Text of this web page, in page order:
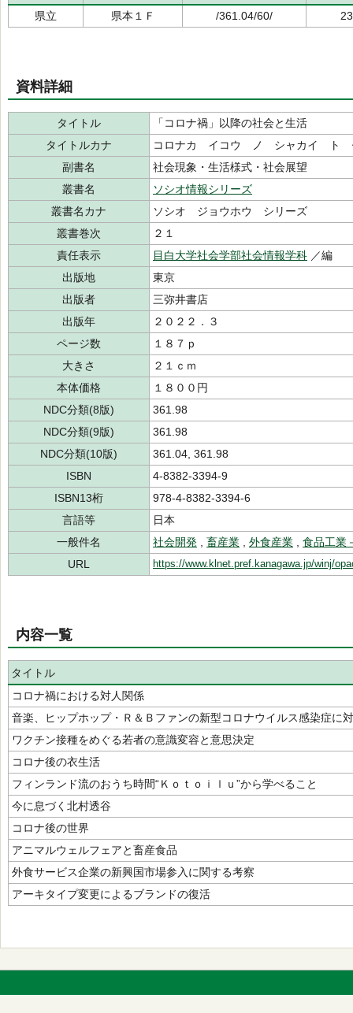
県立
県本１Ｆ /361.04/60/
資料詳細
タイトル
「コロナ禍」以降の社会と生活
タイトルカナ
コロナカ イコウ ノ シャカイ ト
副書名
社会現象・生活様式・社会展望
叢書名
ソシオ情報シリーズ
叢書名カナ
ソシオ ジョウホウ シリーズ
叢書巻次
２１
責任表示
目白大学社会学部社会情報学科 ／編
出版地
東京
出版者
三弥井書店
出版年
２０２２．３
ページ数
１８７ｐ
大きさ
２１ｃｍ
本体価格
１８００円
NDC分類(8版)
361.98
NDC分類(9版)
361.98
NDC分類(10版)
361.04, 361.98
ISBN
4-8382-3394-9
ISBN13桁
978-4-8382-3394-6
言語等
日本
一般件名
社会開発 畜産業 外食産業
食品工業
URL
https://www.klnet.pref.kanagawa.jp/winj/
内容一覧
タイトル
コロナ禍における対人関係
音楽、ヒップホップ・Ｒ＆Ｂファンの新型コロナウイルス感染症に
ワクチン接種をめぐる若者の意識変容と意思決定
コロナ後の衣生活
フィンランド流のおうち時間“Ｋｏｔｏｉｌｕ”から学べること
今に息づく北村透谷
コロナ後の世界
アニマルウェルフェアと畜産食品
外食サービス企業の新興国市場参入に関する考察
アーキタイプ変更によるブランドの復活